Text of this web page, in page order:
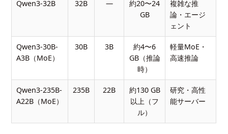
Qwen3-32B 32B —
約20〜24
GB
複雑な推
論・エージ
ェント
Qwen3-30B-
A3B（MoE）
30B 3B
約4〜6
GB（推論
時）
軽量MoE・
高速推論
Qwen3-235B-
A22B（MoE）
235B 22B
約130 GB
以上（フ
ル）
研究・高性
能サーバー